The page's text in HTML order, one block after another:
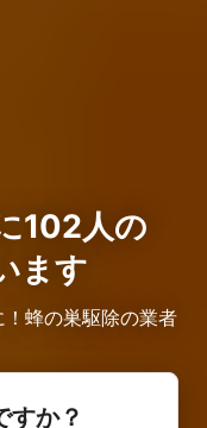
102人の
ます
蜂の巣駆除の業者
すか？